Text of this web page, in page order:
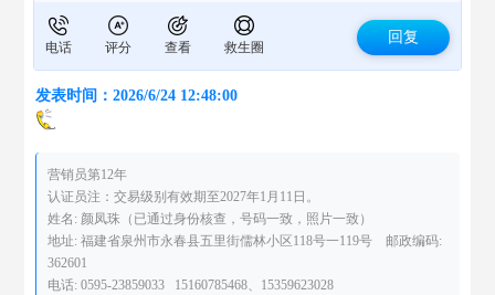
电话 评分 查看 救生圈
回复
发表时间：2026/6/24 12:48:00
营销员第12年
认证员注：交易级别有效期至2027年1月11日。
姓名: 颜凤珠（已通过身份核查，号码一致，照片一致）
地址: 福建省泉州市永春县五里街儒林小区118号一119号 邮政编码:
362601
电话: 0595-23859033 15160785468、15359623028